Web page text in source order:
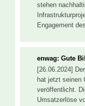
stehen
Engagement
enwag: Gute
[26.06.2024]
hat jetzt seinen
veröffentlicht.
Umsatzerlöse